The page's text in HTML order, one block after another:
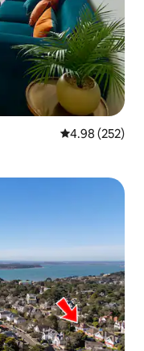
平均评分 4.98
4.98 (252)